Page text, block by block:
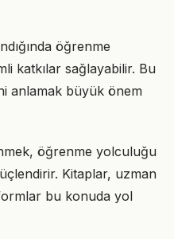
öğrenme
katkılar sağlayabilir. Bu
anlamak büyük önem
öğrenme yolculuğu
Kitaplar, uzman
bu konuda yol